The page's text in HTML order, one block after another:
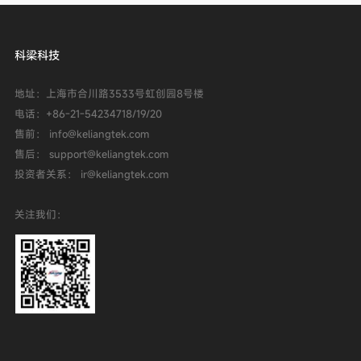
科梁科技
地址：上海市合川路3533号虹创园8号楼
电话： +86-21-54234718/19/20
售前： info@keliangtek.com
售后： support@keliangtek.com
投资者关系： ir@keliangtek.com
关注我们：